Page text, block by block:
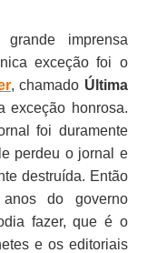
imprensa
exceção foi o
, chamado Última
exceção honrosa.
foi duramente
perdeu o jornal e
destruída. Então
do governo
fazer, que é o
e os editoriais